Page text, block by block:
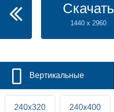
Скачать
1440 x 2960
Вертикальные
240x320 240x400